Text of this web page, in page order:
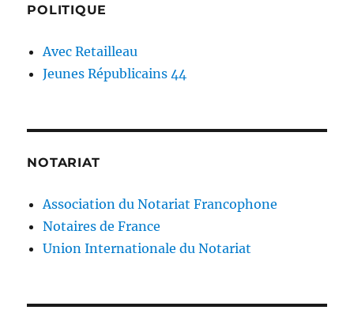
POLITIQUE
Avec Retailleau
Jeunes Républicains 44
NOTARIAT
Association du Notariat Francophone
Notaires de France
Union Internationale du Notariat